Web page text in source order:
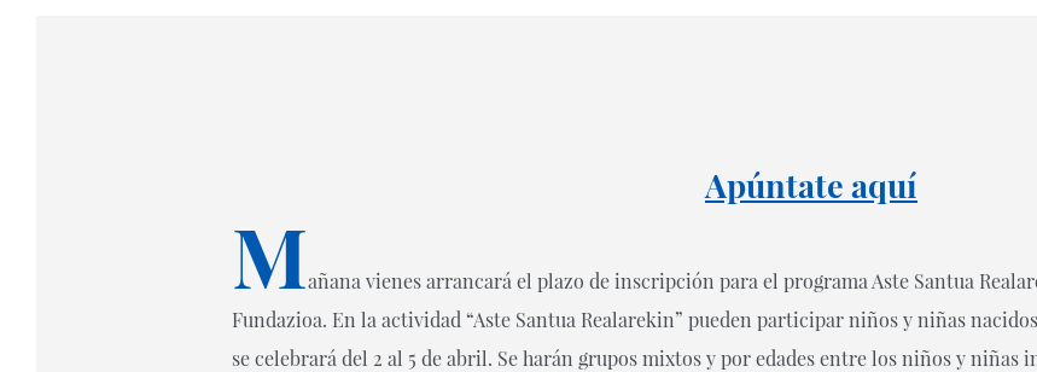
Apúntate aquí
Mañana vienes arrancará el plazo de inscripción para el programa Aste Santua
Fundazioa. En la actividad “Aste Santua Realarekin” pueden participar niños y niñas
se celebrará del 2 al 5 de abril. Se harán grupos mixtos y por edades entre los niños y